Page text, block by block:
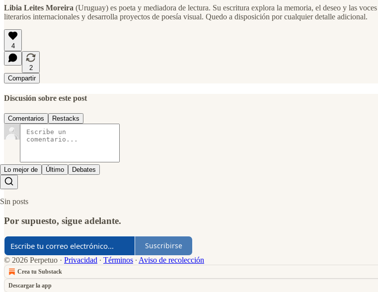
Libia Leites Moreira (Uruguay) es poeta y mediadora de lectura. Su escritura explora la memoria, el deseo y las
literarios internacionales y desarrolla proyectos de poesía visual. Quedo a disposición por cualquier detalle adicional.
4
2
Compartir
Discusión sobre este post
Comentarios Restacks
Lo mejor de Último Debates
Sin posts
Por supuesto, sigue adelante.
Suscribirse
© 2026 Perpetuo · Privacidad ∙ Términos ∙ Aviso de recolección
Crea tu Substack
Descargar la app